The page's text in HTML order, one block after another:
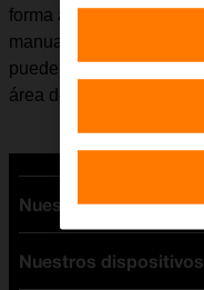
forma automática o se
manualmente. Si se
puede ocurrir que la
área de cobertura de la
Nuestras tarifas
Tarifas Orange
Nuestros dispositivos